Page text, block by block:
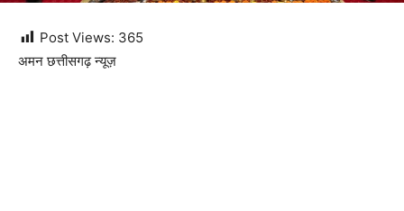
Post Views: 365
अमन छत्तीसगढ़ न्यूज़